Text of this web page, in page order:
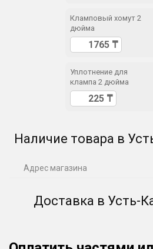
Кламповый хомут 2
дюйма
Уплотнение для
клампа 2 дюйма
Наличие товара в
Адрес магазина
Доставка в Усть-